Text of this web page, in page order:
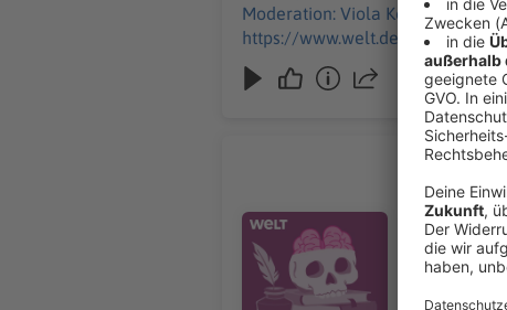
Moderation: Viola Koegst Impressum: https://www.welt.de/services/article7893735/Impressum.html Datenschutz:
https://www.welt.de/services/
Audiotitel - Atlantropa – als ein
Das
für uns
dem Projekt
Zehn